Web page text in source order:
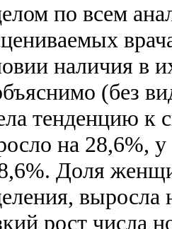
по всем
наличия в
(без
тенденцию к
на 28,6%,
Доля
выросла
рост числа